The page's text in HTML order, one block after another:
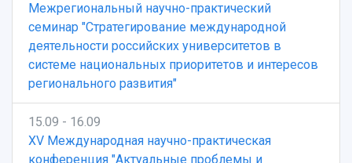
Межрегиональный научно-практический
семинар "Стратегирование международной
деятельности российских университетов в
системе национальных приоритетов и интересов
регионального развития"
15.09 - 16.09
XV Международная научно-практическая
конференция "Актуальные проблемы и